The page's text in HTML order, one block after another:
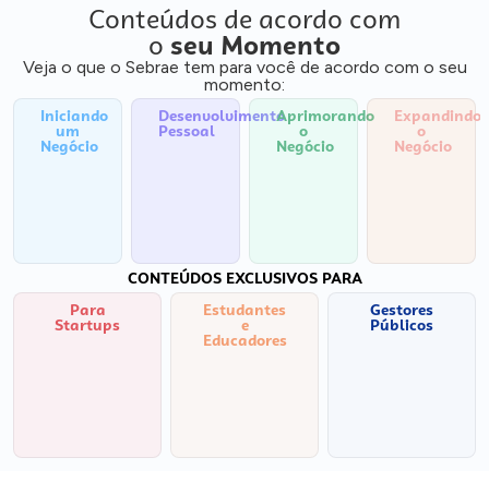
Conteúdos de acordo com
o seu Momento
Veja o que o Sebrae tem para você de acordo com o seu
momento:
Iniciando
um
Negócio
Desenvolvimento
Pessoal
Aprimorando
o
Negócio
Expandindo
o
Negócio
CONTEÚDOS EXCLUSIVOS PARA
Para
Startups
Estudantes
e
Educadores
Gestores
Públicos